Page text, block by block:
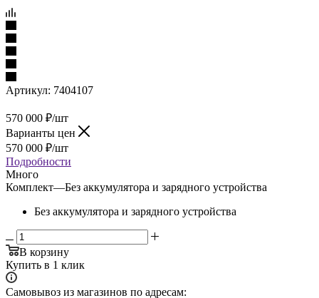
Артикул: 7404107
570 000 ₽/шт
Варианты цен
570 000 ₽/шт
Подробности
Много
Комплект—Без аккумулятора и зарядного устройства
Без аккумулятора и зарядного устройства
В корзину
Купить в 1 клик
Самовывоз из магазинов по адресам: